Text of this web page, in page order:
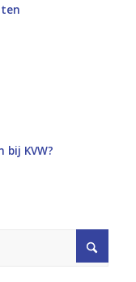
KVW?